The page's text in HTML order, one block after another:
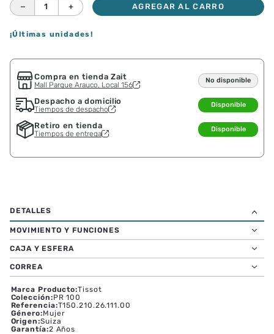
＋
－ AGREGAR AL CARRO
¡Últimas unidades!
Compra en tienda Zait
Mall Parque Arauco, Local 156
No disponible
Despacho a domicilio
Tiempos de despacho
Disponible
Retiro en tienda
Tiempos de entrega
Disponible
MOVIMIENTO Y FUNCIONES
CAJA Y ESFERA
CORREA
Marca Producto:Tissot
Colección:PR 100
Referencia:T150.210.26.111.00
Género:Mujer
Origen:Suiza
Garantía:2 Años